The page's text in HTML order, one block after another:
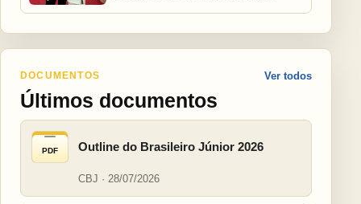
DOCUMENTOS
Últimos documentos
Ver todos
PDF Outline do Brasileiro Júnior 2026
CBJ · 28/07/2026